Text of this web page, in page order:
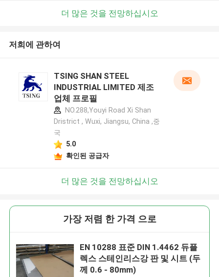
더 많은 것을 전망하십시오
저희에 관하여
TSING SHAN STEEL
INDUSTRIAL LIMITED 제조
업체 프로필
NO.288,Youyi Road Xi Shan
Dristrict , Wuxi, Jiangsu, China ,중
국
5.0
확인된 공급자
더 많은 것을 전망하십시오
가장 저렴 한 가격 으로
EN 10288 표준 DIN 1.4462 듀플
렉스 스테인리스강 판 및 시트 (두
께 0.6 - 80mm)